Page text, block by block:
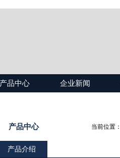
品中心 企业新闻
产品中心 当前位置：
产品介绍